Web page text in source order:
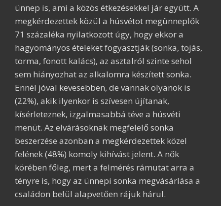
ünnep is, ami a közös étkezésekkel jár együtt. A
megkérdezettek közül a húsvétot megünneplők
71 százaléka nyilatkozott úgy, hogy ekkor a
hagyományos ételeket fogyasztják (sonka, tojás,
torma, fonott kalács), az asztalról szinte sehol
sem hiányozhat az alkalomra készített sonka.
Ennél jóval kevesebben, de vannak olyanok is
(22%), akik ilyenkor is szívesen újítanak,
kísérleteznek, izgalmasabbá téve a húsvéti
menüt. Az elvárásoknak megfelelő sonka
beszerzése azonban a megkérdezettek közel
felének (48%) komoly kihívást jelent. A nők
körében főleg, mert a felmérés rámutat arra a
tényre is, hogy az ünnepi sonka megvásárlása a
családon belül alapvetően rájuk hárul.